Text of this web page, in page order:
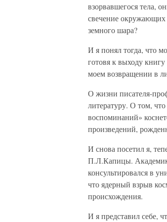
взорвавшегося тела,
свечение окружающих
земного шара?
И я понял тогда, что
готовя к выходу
моем возвращении в
О жизни писателя-
литературу. О том,
воспоминаний»
произведений,
И снова посетил я,
П.Л.Капицы. Академик
консультировался в
что ядерный взрыв
происхождения.
И я представил